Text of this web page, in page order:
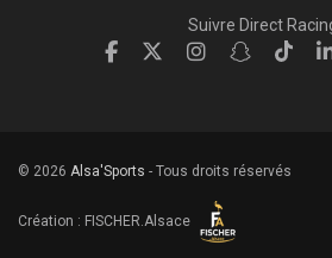
Suivre Direct
© 2026 Alsa'Sports - Tous droits réservés
Création : FISCHER.Alsace